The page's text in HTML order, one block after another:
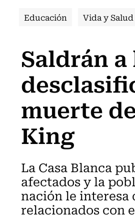
Educación Vida y Salud
Saldrán
muerte
King
La Casa Blanca
afectados y la
nación le
relacionados con